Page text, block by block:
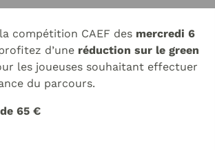
compétition CAEF des mercredi 6
d’une réduction sur le green
les joueuses souhaitant effectuer
du parcours.
65 €